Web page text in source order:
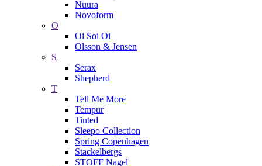
Nuura
Novoform
O
Oi Soi Oi
Olsson & Jensen
S
Serax
Shepherd
T
Tell Me More
Tempur
Tinted
Sleepo Collection
Spring Copenhagen
Stackelbergs
STOFF Nagel